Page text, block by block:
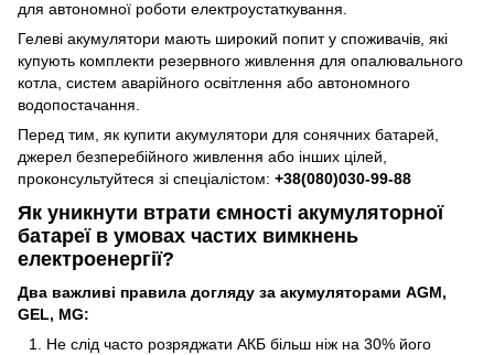
для автономної роботи електроустаткування.
Гелеві акумулятори мають широкий попит у споживачів, які
купують комплекти резервного живлення для опалювального
котла, систем аварійного освітлення або автономного
водопостачання.
Перед тим, як купити акумулятори для сонячних батарей,
джерел безперебійного живлення або інших цілей,
проконсультуйтеся зі спеціалістом: +38(080)030-99-88
Як уникнути втрати ємності акумуляторної
батареї в умовах частих вимкнень
електроенергії?
Два важливі правила догляду за акумуляторами AGM,
GEL, MG:
Не слід часто розряджати АКБ більш ніж на 30% його